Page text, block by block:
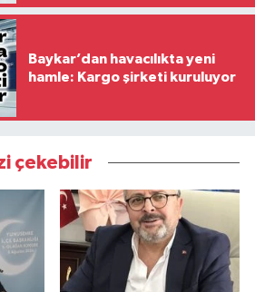
Baykar’dan havacılıkta yeni
hamle: Kargo şirketi kuruluyor
çekebilir